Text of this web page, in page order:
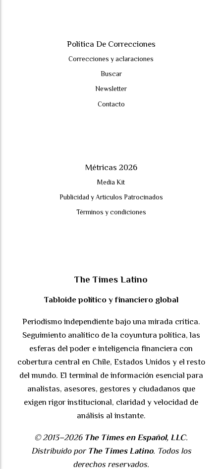
Política De Correcciones
Correcciones y aclaraciones
Buscar
Newsletter
Contacto
Métricas 2026
Media Kit
Publicidad y Artículos Patrocinados
Términos y condiciones
The Times Latino
Tabloide político y financiero global
Periodismo independiente bajo una mirada crítica.
Seguimiento analítico de la coyuntura política, las
esferas del poder e inteligencia financiera con
cobertura central en Chile, Estados Unidos y el resto
del mundo. El terminal de información esencial para
analistas, asesores, gestores y ciudadanos que
exigen rigor institucional, claridad y velocidad de
análisis al instante.
© 2013–2026 The Times en Español, LLC.
Distribuido por The Times Latino. Todos los
derechos reservados.